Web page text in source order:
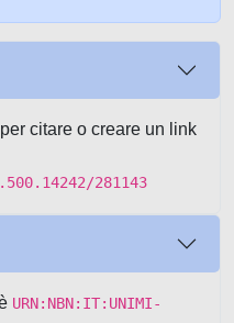
citare o creare un link
281143
URN:NBN:IT:UNIMI-